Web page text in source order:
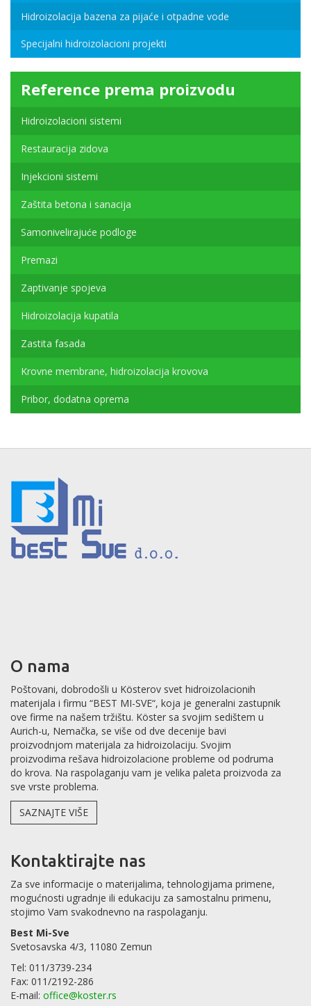
Hidroizolacija bazena za pijaće i otpadne vode
Specijalni hidroizolacioni projekti
Reference prema proizvodu
Hidroizolacioni sistemi
Restauracija zidova
Injekcioni sistemi
Zaštita betona i sanacija
Samonivelirajuće podloge
Premazi
Zaptivanje spojeva
Hidroizolacija kupatila
Zastita fasada
Krovne membrane, hidroizolacija krovova
Pribor, dodatna oprema
O nama
Poštovani, dobrodošli u Kösterov svet hidroizolacionih
materijala i firmu “BEST MI-SVE“, koja je generalni zastupnik
ove firme na našem tržištu. Köster sa svojim sedištem u
Aurich-u, Nemačka, se više od dve decenije bavi
proizvodnjom materijala za hidroizolaciju. Svojim
proizvodima rešava hidroizolacione probleme od podruma
do krova. Na raspolaganju vam je velika paleta proizvoda za
sve vrste problema.
SAZNAJTE VIŠE
Kontaktirajte nas
Za sve informacije o materijalima, tehnologijama primene,
mogućnosti ugradnje ili edukaciju za samostalnu primenu,
stojimo Vam svakodnevno na raspolaganju.
Best Mi-Sve
Svetosavska 4/3, 11080 Zemun
Tel: 011/3739-234
Fax: 011/2192-286
E-mail: office@koster.rs